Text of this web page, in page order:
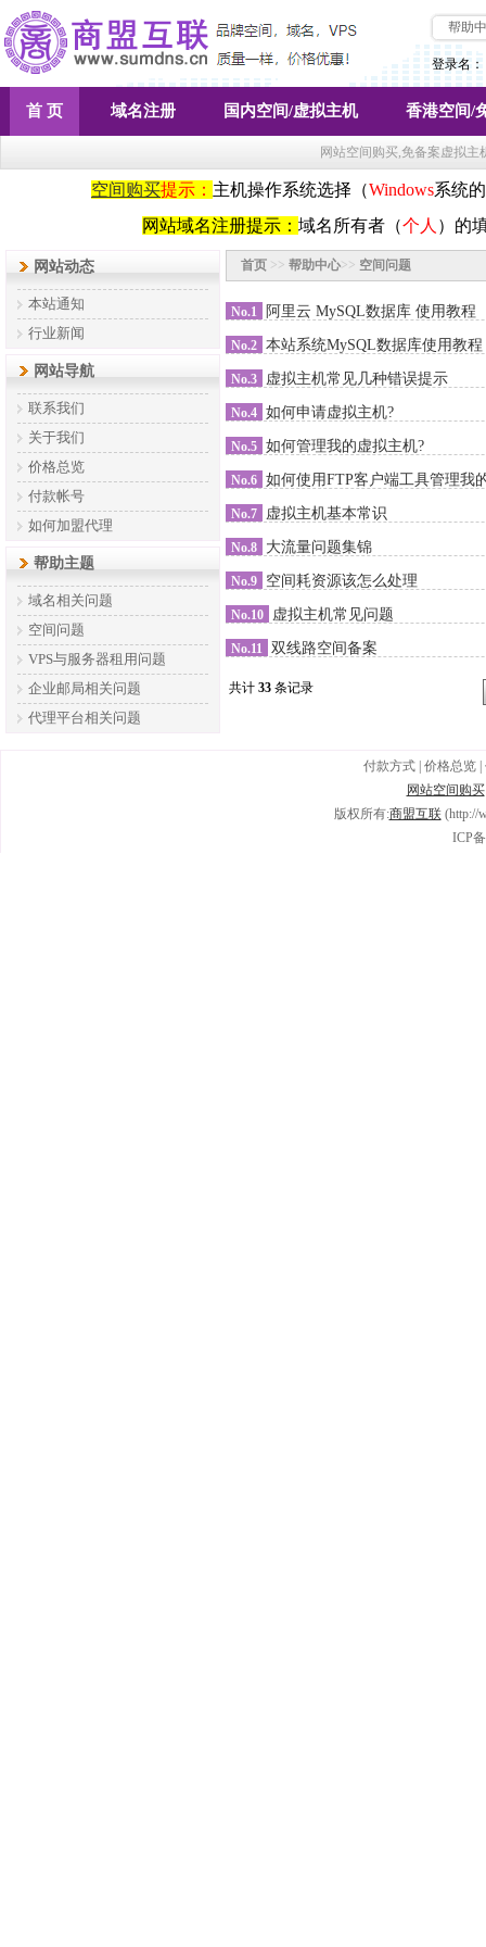
帮助
登录名：
首 页 域名注册 国内空间/虚拟主机 香港空间/
网站空间购买,免备案虚拟
空间购买提示： 主机操作系统选择（Windows系统
网站域名注册提示： 域名所有者（个人 ）的
网站动态
本站通知
行业新闻
网站导航
联系我们
关于我们
价格总览
付款帐号
如何加盟代理
帮助主题
域名相关问题
空间问题
VPS与服务器租用问题
企业邮局相关问题
代理平台相关问题
首页 >> 帮助中心>> 空间问题
No.1 阿里云 MySQL数据库 使用教程
No.2 本站系统MySQL数据库使用教程
No.3 虚拟主机常见几种错误提示
No.4 如何申请虚拟主机?
No.5 如何管理我的虚拟主机?
No.6 如何使用FTP客户端工具管理我
No.7 虚拟主机基本常识
No.8 大流量问题集锦
No.9 空间耗资源该怎么处理
No.10 虚拟主机常见问题
No.11 双线路空间备案
共计 33 条记录
付款方式 价格总览
网站空间购买
版权所有:商盟互联(http://
ICP